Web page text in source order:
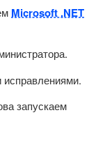
Microsoft .NET
запускаем